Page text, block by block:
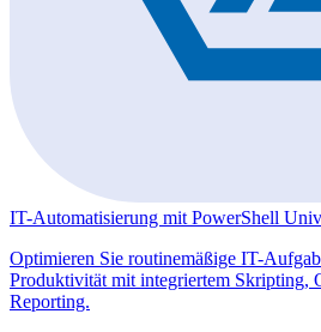
IT-Automatisierung mit PowerShell
Optimieren Sie routinemäßige IT-
Produktivität mit integriertem Skripting,
Reporting.